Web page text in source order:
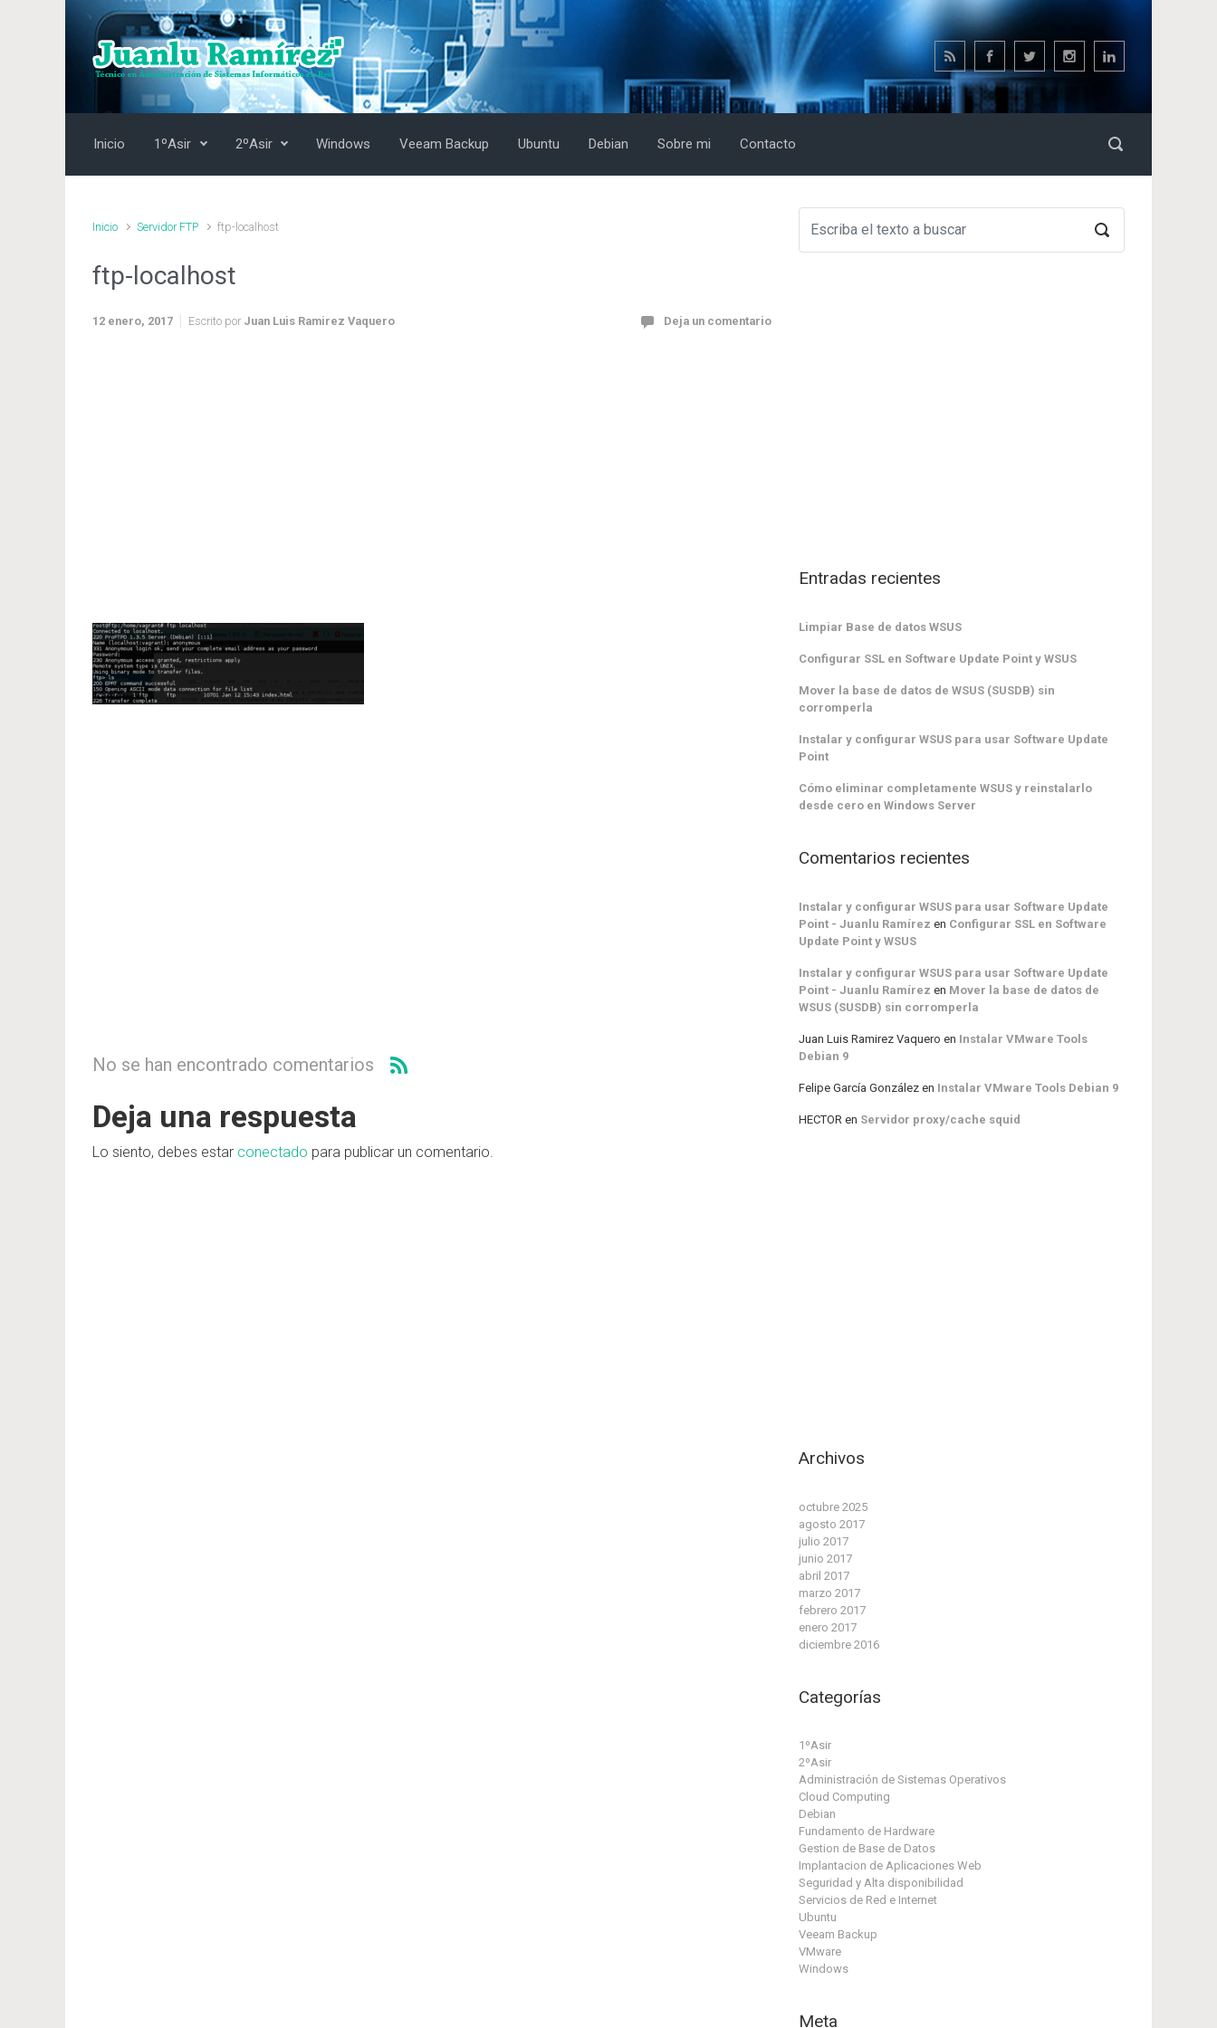
Saltar al contenido principal
Inicio 1ºAsir 2ºAsir Windows Veeam Backup Ubuntu Debian Sobre mi Contacto
Inicio Servidor FTP ftp-localhost
ftp-localhost
12 enero, 2017 Escrito por Juan Luis Ramirez Vaquero Deja un comentario
No se han encontrado comentarios
Deja una respuesta
Lo siento, debes estar conectado para publicar un comentario.
Entradas recientes
Limpiar Base de datos WSUS
Configurar SSL en Software Update Point y WSUS
Mover la base de datos de WSUS (SUSDB) sin
corromperla
Instalar y configurar WSUS para usar Software Update
Point
Cómo eliminar completamente WSUS y reinstalarlo
desde cero en Windows Server
Comentarios recientes
Instalar y configurar WSUS para usar Software Update
Point - Juanlu Ramírez en Configurar SSL en Software
Update Point y WSUS
Instalar y configurar WSUS para usar Software Update
Point - Juanlu Ramírez en Mover la base de datos de
WSUS (SUSDB) sin corromperla
Juan Luis Ramirez Vaquero en Instalar VMware Tools
Debian 9
Felipe García González en Instalar VMware Tools Debian 9
HECTOR en Servidor proxy/cache squid
Archivos
octubre 2025
agosto 2017
julio 2017
junio 2017
abril 2017
marzo 2017
febrero 2017
enero 2017
diciembre 2016
Categorías
1ºAsir
2ºAsir
Administración de Sistemas Operativos
Cloud Computing
Debian
Fundamento de Hardware
Gestion de Base de Datos
Implantacion de Aplicaciones Web
Seguridad y Alta disponibilidad
Servicios de Red e Internet
Ubuntu
Veeam Backup
VMware
Windows
Meta